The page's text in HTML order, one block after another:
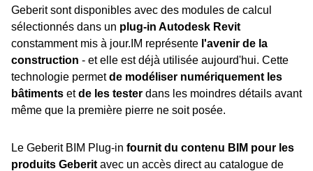
Geberit sont disponibles avec des modules de calcul
sélectionnés dans un plug-in Autodesk Revit
constamment mis à jour.IM représente l'avenir de la
construction - et elle est déjà utilisée aujourd'hui. Cette
technologie permetde modéliser numériquement les
bâtiments etde les tester dans les moindres détails avant
même que la première pierre ne soit posée.
Le Geberit BIM Plug-in fournit du contenu BIM pour les
produits Geberit avec un accès direct au catalogue de